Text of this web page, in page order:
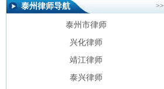
泰州律师导航 >>
泰州市律师
兴化律师
靖江律师
泰兴律师